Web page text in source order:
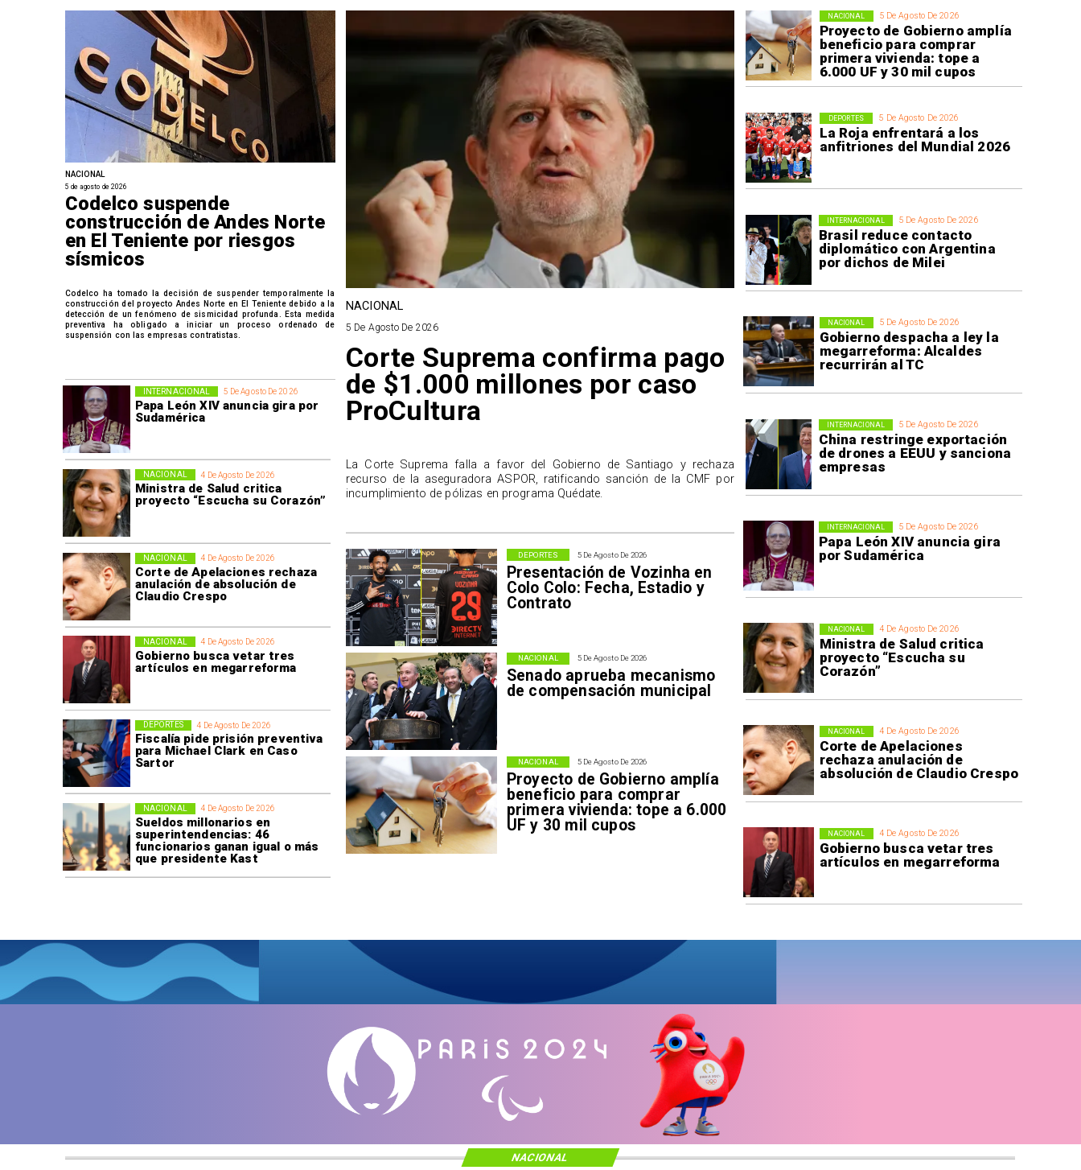
5 De Agosto De 2026
Proyecto de Gobierno amplía
beneficio para comprar
primera vivienda: tope a
6.000 UF y 30 mil cupos
NACIONAL
5 De Agosto De 2026
La Roja enfrentará a los
anfitriones del Mundial 2026
DEPORTES
5 De Agosto De 2026
Brasil reduce contacto
diplomático con Argentina
por dichos de Milei
INTERNACIONAL
5 De Agosto De 2026
Gobierno despacha a ley la
megarreforma: Alcaldes
recurrirán al TC
NACIONAL
5 De Agosto De 2026
China restringe exportación
de drones a EEUU y sanciona
empresas
INTERNACIONAL
5 De Agosto De 2026
Papa León XIV anuncia gira
por Sudamérica
INTERNACIONAL
4 De Agosto De 2026
Ministra de Salud critica
proyecto “Escucha su
Corazón”
NACIONAL
4 De Agosto De 2026
Corte de Apelaciones
rechaza anulación de
absolución de Claudio Crespo
NACIONAL
4 De Agosto De 2026
Gobierno busca vetar tres
artículos en megarreforma
NACIONAL
5 De Agosto De 2026
Papa León XIV anuncia gira por
Sudamérica
INTERNACIONAL
4 De Agosto De 2026
Ministra de Salud critica
proyecto “Escucha su Corazón”
NACIONAL
4 De Agosto De 2026
Corte de Apelaciones rechaza
anulación de absolución de
Claudio Crespo
NACIONAL
4 De Agosto De 2026
Gobierno busca vetar tres
artículos en megarreforma
NACIONAL
4 De Agosto De 2026
Fiscalía pide prisión preventiva
para Michael Clark en Caso
Sartor
DEPORTES
4 De Agosto De 2026
Sueldos millonarios en
superintendencias: 46
funcionarios ganan igual o más
que presidente Kast
NACIONAL
5 De Agosto De 2026
Presentación de Vozinha en
Colo Colo: Fecha, Estadio y
Contrato
DEPORTES
5 De Agosto De 2026
Senado aprueba mecanismo
de compensación municipal
NACIONAL
5 De Agosto De 2026
Proyecto de Gobierno amplía
beneficio para comprar
primera vivienda: tope a 6.000
UF y 30 mil cupos
NACIONAL
NACIONAL
5 de agosto de 2026
Codelco suspende
construcción de Andes Norte
en El Teniente por riesgos
sísmicos
Codelco ha tomado la decisión de suspender temporalmente la
construcción del proyecto Andes Norte en El Teniente debido a la
detección de un fenómeno de sismicidad profunda. Esta medida
preventiva ha obligado a iniciar un proceso ordenado de
suspensión con las empresas contratistas.
NACIONAL
5 De Agosto De 2026
Corte Suprema confirma pago
de $1.000 millones por caso
ProCultura
La Corte Suprema falla a favor del Gobierno de Santiago y rechaza
recurso de la aseguradora ASPOR, ratificando sanción de la CMF por
incumplimiento de pólizas en programa Quédate.
NACIONAL